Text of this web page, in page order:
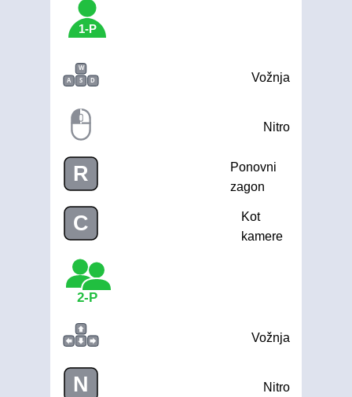
1-P
W
A
S D Vožnja
Nitro
R
Ponovni
zagon
C
Kot
kamere
2-P
Vožnja
N Nitro